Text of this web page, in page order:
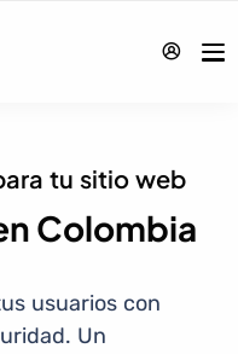
tu sitio web
Colombia
usuarios con
Un